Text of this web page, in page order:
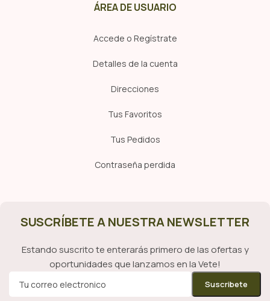
ÁREA DE USUARIO
Accede o Regístrate
Detalles de la cuenta
Direcciones
Tus Favoritos
Tus Pedidos
Contraseña perdida
SUSCRÍBETE A NUESTRA NEWSLETTER
Estando suscrito te enterarás primero de las ofertas y
oportunidades que lanzamos en la Vete!